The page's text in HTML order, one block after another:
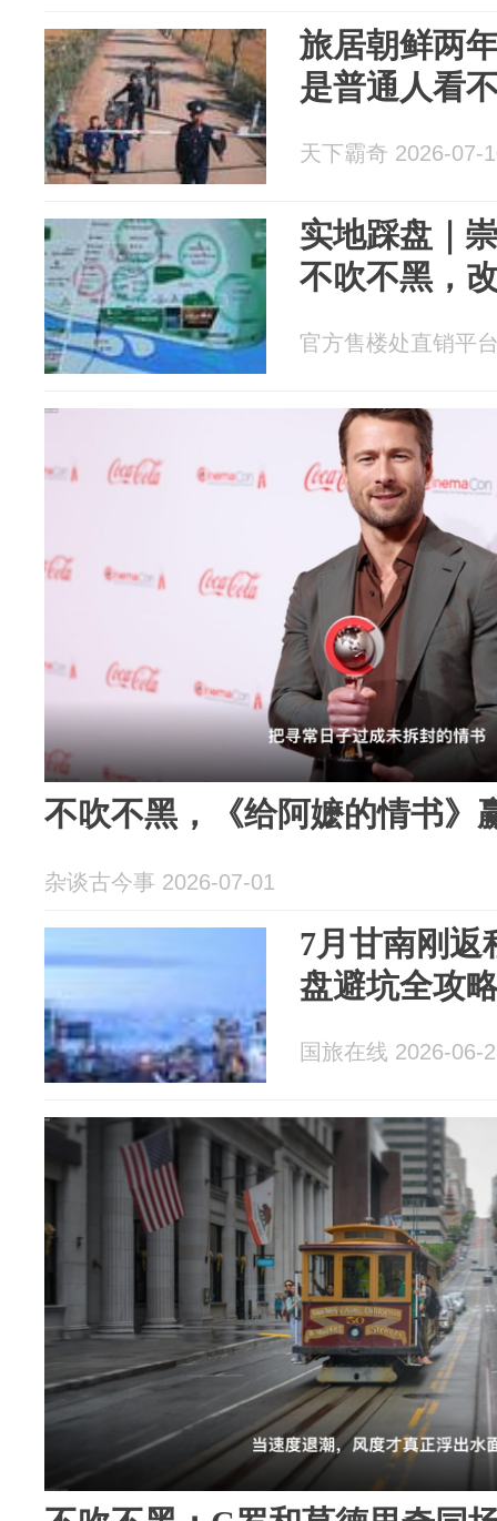
旅居朝鲜两
是普通人看
天下霸奇 2026-07-
实地踩盘｜
不吹不黑，
官方售楼处直销平
不吹不黑，《给阿嬷的情书》
杂谈古今事 2026-07-01
7月甘南刚返
盘避坑全攻
国旅在线 2026-06-